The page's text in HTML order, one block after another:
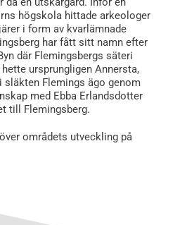
högskola hittade arkeologer
i form av kvarlämnade
har fått sitt namn efter
där Flemingsbergs säteri
ursprungligen Annersta,
släkten Flemings ägo genom
med Ebba Erlandsdotter
till Flemingsberg.
områdets utveckling på